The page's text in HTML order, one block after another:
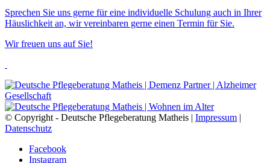
Sprechen Sie uns gerne für eine individuelle Schulung auch in Ihrer
Häuslichkeit an, wir vereinbaren gerne einen Termin für Sie.
Wir freuen uns auf Sie!
© Copyright - Deutsche Pflegeberatung Matheis | Impressum |
Datenschutz
Facebook
Instagram